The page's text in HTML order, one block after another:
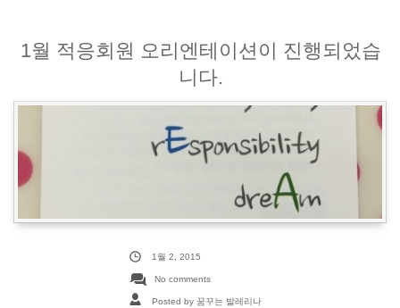
1월 적응회원 오리엔테이션이 진행되었습
니다.
1월 2, 2015
No comments
Posted by 꿈꾸는 발레리나